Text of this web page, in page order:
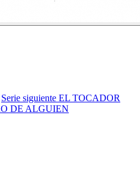
Serie siguiente EL TOCADOR
DE ALGUIEN